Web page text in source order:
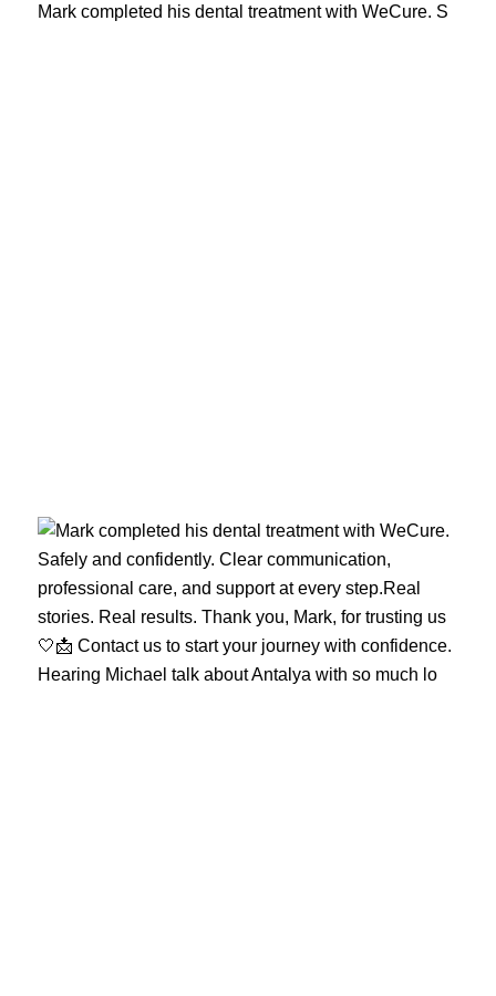
Mark completed his dental treatment with WeCure. S
Hearing Michael talk about Antalya with so much lo